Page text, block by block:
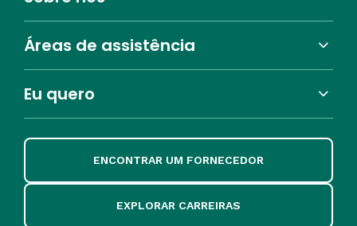
Áreas de assistência
Eu quero
ENCONTRAR UM FORNECEDOR
EXPLORAR CARREIRAS